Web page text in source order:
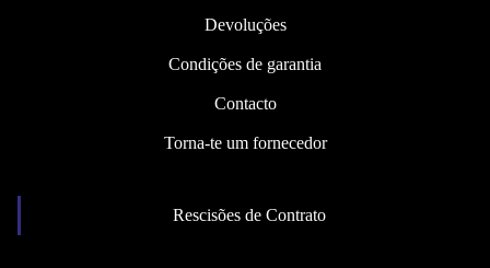
Devoluções
Condições de garantia
Contacto
Torna-te um fornecedor
Rescisões de Contrato